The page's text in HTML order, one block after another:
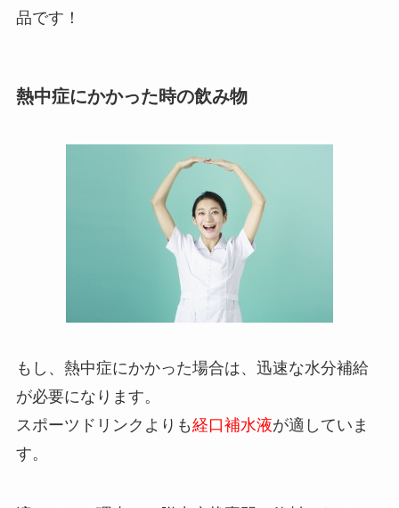
品です！
熱中症にかかった時の飲み物
もし、熱中症にかかった場合は、迅速な水分補給
が必要になります。
スポーツドリンクよりも経口補水液が適していま
す。